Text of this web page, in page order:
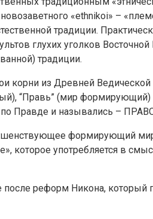
«ethnikoi» –
традиции.
глухих уголков
традиции.
корни из Древней
“Правь” (мир формирующий)
по Правде и назывались –
формирующий
которое употребляется в
реформ Никона, который